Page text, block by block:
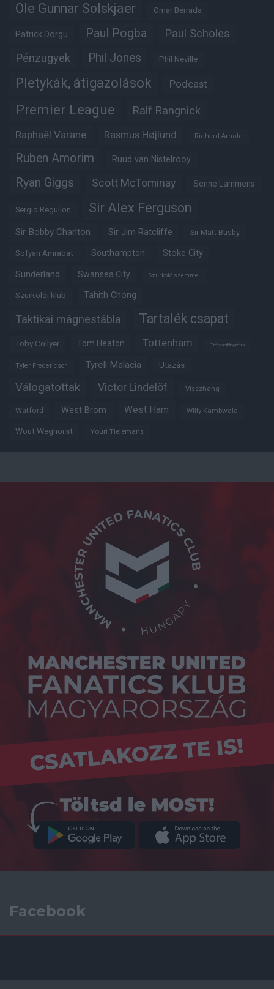
Ole Gunnar Solskjaer Omar Berrada
Patrick Dorgu Paul Pogba Paul Scholes
Pénzügyek Phil Jones Phil Neville
Pletykák, átigazolások Podcast
Premier League Ralf Rangnick
Raphaël Varane Rasmus Højlund Richard Arnold
Ruben Amorim Ruud van Nistelrooy
Ryan Giggs Scott McTominay Senne Lammens
Sergio Reguilon Sir Alex Ferguson
Sir Bobby Charlton Sir Jim Ratcliffe Sir Matt Busby
Sofyan Amrabat Southampton Stoke City
Sunderland Swansea City Szurkoló szemmel
Szurkolói klub Tahith Chong
Taktikai mágnestábla Tartalék csapat
Toby Collyer Tom Heaton Tottenham Trófeabibliográfia
Tyler Fredericson Tyrell Malacia Utazás
Válogatottak Victor Lindelöf Visszhang
Watford West Brom West Ham Willy Kambwala
Wout Weghorst Youri Tielemans
Facebook